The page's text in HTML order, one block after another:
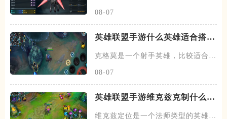
08-07
英雄联盟手游什么英雄适合搭配
克格莫是一个射手英雄，比较适合走
08-07
英雄联盟手游维克兹克制什么英
维克兹定位是一个法师类型的英雄，